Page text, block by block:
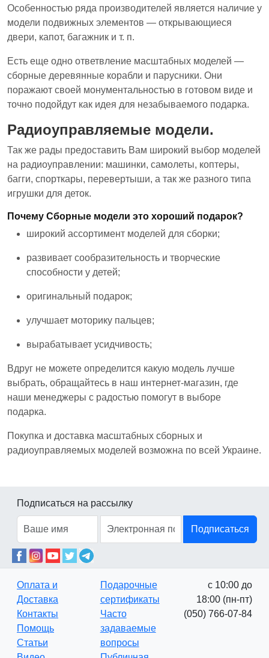
Особенностью ряда производителей является наличие у
модели подвижных элементов — открывающиеся
двери, капот, багажник и т. п.
Есть еще одно ответвление масштабных моделей —
сборные деревянные корабли и парусники. Они
поражают своей монументальностью в готовом виде и
точно подойдут как идея для незабываемого подарка.
Радиоуправляемые модели.
Так же рады предоставить Вам широкий выбор моделей
на радиоуправлении: машинки, самолеты, коптеры,
багги, спорткары, перевертыши, а так же разного типа
игрушки для деток.
Почему Сборные модели это хороший подарок?
широкий ассортимент моделей для сборки;
развивает сообразительность и творческие
способности у детей;
оригинальный подарок;
улучшает моторику пальцев;
вырабатывает усидчивость;
Вдруг не можете определится какую модель лучше
выбрать, обращайтесь в наш интернет-магазин, где
наши менеджеры с радостью помогут в выборе
подарка.
Покупка и доставка масштабных сборных и
радиоуправляемых моделей возможна по всей Украине.
Подписаться на рассылку
Подписаться
Оплата и
Доставка
Контакты
Помощь
Статьи
Подарочные
сертификаты
Часто
задаваемые
вопросы
с 10:00 до
18:00 (пн-пт)
(050) 766-07-84